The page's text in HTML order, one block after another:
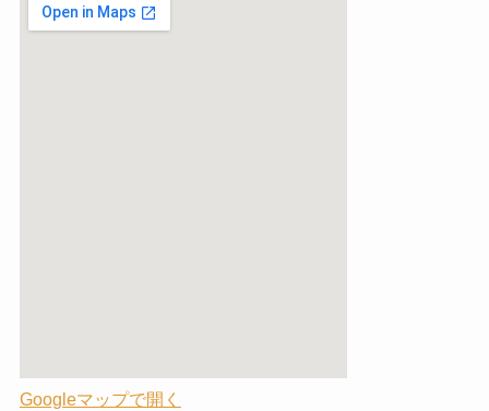
Googleマップで開く